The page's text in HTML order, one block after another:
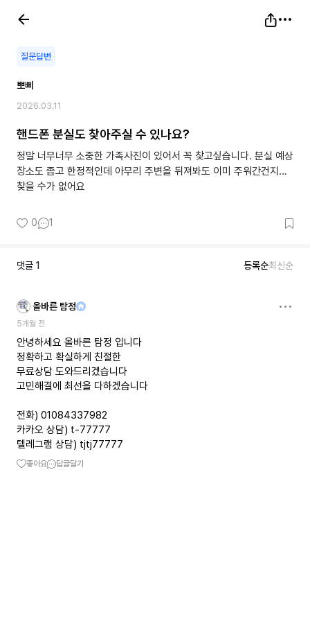
질문답변
뽀삐
2026.03.11
핸드폰 분실도 찾아주실 수 있나요?
정말 너무너무 소중한 가족사진이 있어서 꼭 찾고싶습니다. 분실 예상
장소도 좁고 한정적인데 아무리 주변을 뒤져봐도 이미 주워간건지…
찾을 수가 없어요
0 1
댓글 1 등록순최신순
올바른 탐정
5개월 전
안녕하세요 올바른 탐정 입니다
정확하고 확실하게 친절한
무료상담 도와드리겠습니다
고민해결에 최선을 다하겠습니다
전화) 01084337982
카카오 상담) t-77777
텔레그램 상담) tjtj77777
좋아요 답글달기